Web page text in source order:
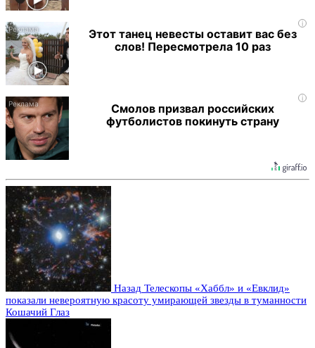
i
Этот танец невесты оставит вас без
слов! Пересмотрела 10 раз
i
Смолов призвал российских
футболистов покинуть страну
Назад Телескопы «Хаббл» и «Евклид»
показали невероятную красоту умирающей звезды в туманности
Кошачий Глаз